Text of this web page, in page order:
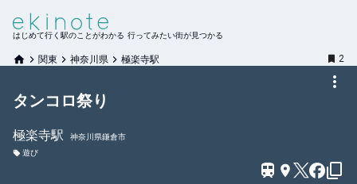
はじめて行く駅のことがわかる 行ってみたい街が見つかる
関東 神奈川県 極楽寺駅 2
タンコロ祭り
極楽寺駅
神奈川県鎌倉市
遊び